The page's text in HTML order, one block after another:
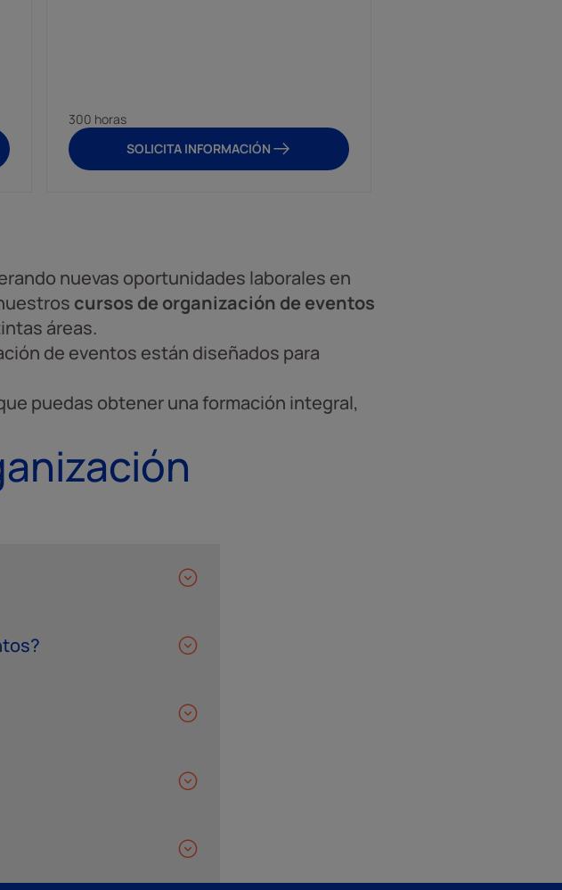
300 horas
SOLICITA INFORMACIÓN
nuevas oportunidades laborales en
cursos de organización de eventos
áreas.
de eventos están diseñados para
puedas obtener una formación integral,